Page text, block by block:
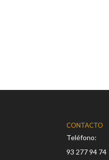
CONTACTO
Teléfono:
93 277 94 74